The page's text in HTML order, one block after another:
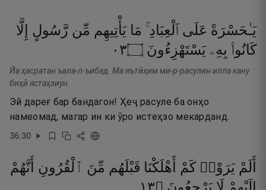
يَـٰحَسْرَةً عَلَى ٱلْعِبَادِ ۚ مَا يَأْتِيهِم مِّن رَّسُولٍ
إِلَّا
كَانُوا۟ بِهِۦ يَسْتَهْزِءُونَ ۝٣٠
Йа ҳасратан ъала-л-ъибад. Ма яътӣҳим ми-р-расулин илла кану
биҳӣ ястаҳзиун.
Эй дареғ бар бандагон! Ҳеҷ расуле ба онҳо
намеомад, магар ин ки ӯро истеҳзо мекарданд.
36:30
أَلَمْ يَرَوْا۟ كَمْ أَهْلَكْنَا قَبْلَهُم مِّنَ ٱلْقُرُونِ أَنَّهُمْ